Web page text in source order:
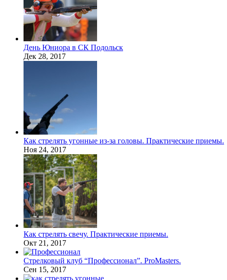
День Юниора в СК Подольск
Дек 28, 2017
Как стрелять угонные из-за головы. Практические приемы.
Ноя 24, 2017
Как стрелять свечу. Практические приемы.
Окт 21, 2017
Стрелковый клуб “Профессионал”. ProMasters.
Сен 15, 2017